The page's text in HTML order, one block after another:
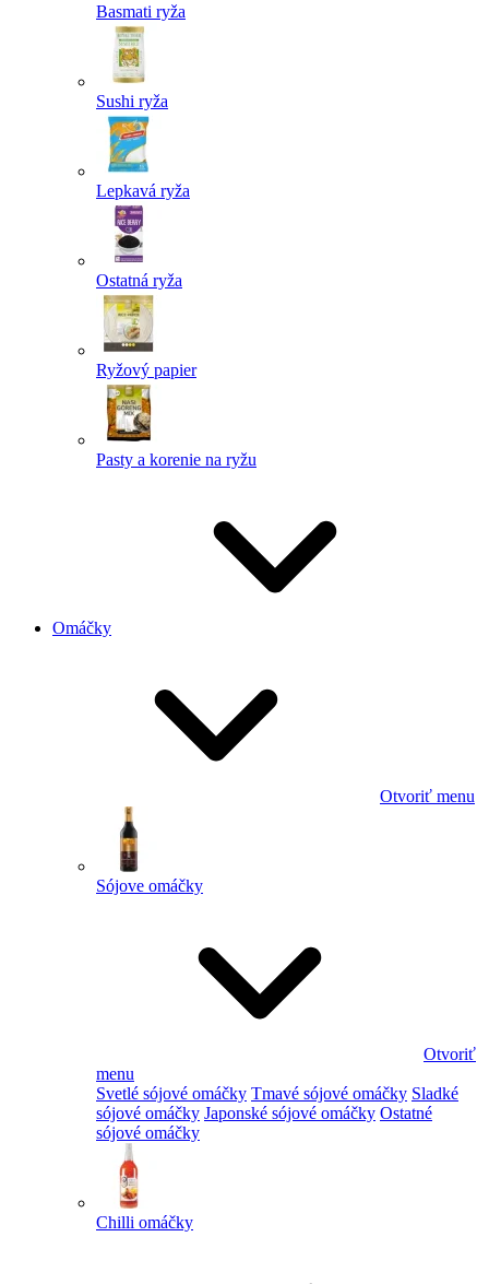
Basmati ryža
Sushi ryža
Lepkavá ryža
Ostatná ryža
Ryžový papier
Pasty a korenie na ryžu
Omáčky
Otvoriť menu
Sójove omáčky
Otvoriť
menu
Svetlé sójové omáčky Tmavé sójové omáčky Sladké
sójové omáčky Japonské sójové omáčky Ostatné
sójové omáčky
Chilli omáčky